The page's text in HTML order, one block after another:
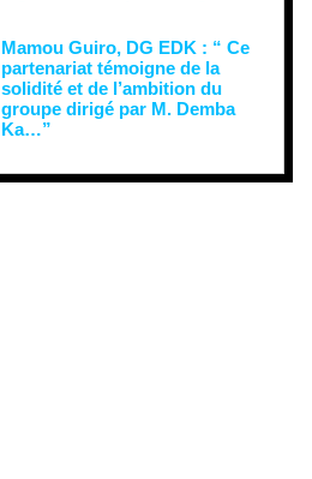
Mamou Guiro, DG EDK : “ Ce
partenariat témoigne de la
solidité et de l’ambition du
groupe dirigé par M. Demba
Ka…”